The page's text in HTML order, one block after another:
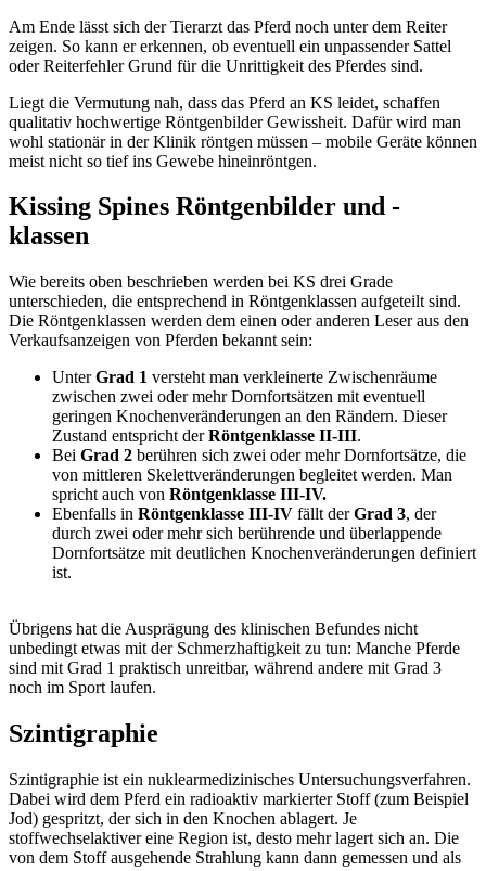
Am Ende lässt sich der Tierarzt das Pferd noch unter dem Reiter
zeigen. So kann er erkennen, ob eventuell ein unpassender Sattel
oder Reiterfehler Grund für die Unrittigkeit des Pferdes sind.
Liegt die Vermutung nah, dass das Pferd an KS leidet, schaffen
qualitativ hochwertige Röntgenbilder Gewissheit. Dafür wird man
wohl stationär in der Klinik röntgen müssen – mobile Geräte können
meist nicht so tief ins Gewebe hineinröntgen.
Kissing Spines Röntgenbilder und -
klassen
Wie bereits oben beschrieben werden bei KS drei Grade
unterschieden, die entsprechend in Röntgenklassen aufgeteilt sind.
Die Röntgenklassen werden dem einen oder anderen Leser aus den
Verkaufsanzeigen von Pferden bekannt sein:
UnterGrad 1 versteht man verkleinerte Zwischenräume
zwischen zwei oder mehr Dornfortsätzen mit eventuell
geringen Knochenveränderungen an den Rändern. Dieser
Zustand entspricht derRöntgenklasse II-III.
Bei Grad 2 berühren sich zwei oder mehr Dornfortsätze, die
von mittleren Skelettveränderungen begleitet werden. Man
spricht auch von Röntgenklasse III-IV.
Ebenfalls in Röntgenklasse III-IV fällt derGrad 3, der
durch zwei oder mehr sich berührende und überlappende
Dornfortsätze mit deutlichen Knochenveränderungen definiert
ist.
Übrigens hat die Ausprägung des klinischen Befundes nicht
unbedingt etwas mit der Schmerzhaftigkeit zu tun: Manche Pferde
sind mit Grad 1 praktisch unreitbar, während andere mit Grad 3
noch im Sport laufen.
Szintigraphie
Szintigraphie ist ein nuklearmedizinisches Untersuchungsverfahren.
Dabei wird dem Pferd ein radioaktiv markierter Stoff (zum Beispiel
Jod) gespritzt, der sich in den Knochen ablagert. Je
stoffwechselaktiver eine Region ist, desto mehr lagert sich an. Die
von dem Stoff ausgehende Strahlung kann dann gemessen und als